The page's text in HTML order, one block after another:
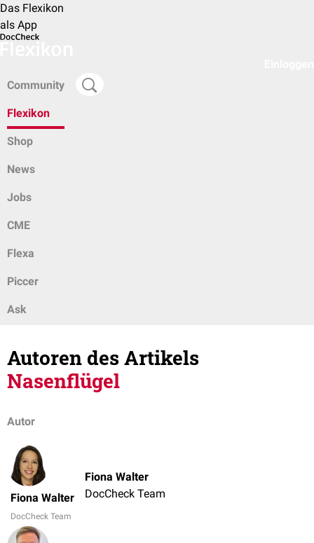
Das Flexikon
als App
Community
Flexikon
Shop
News
Jobs
CME
Flexa
Piccer
Ask
Autoren des Artikels
Nasenflügel
Autor
Fiona Walter
DocCheck Team
Fiona Walter
DocCheck Team